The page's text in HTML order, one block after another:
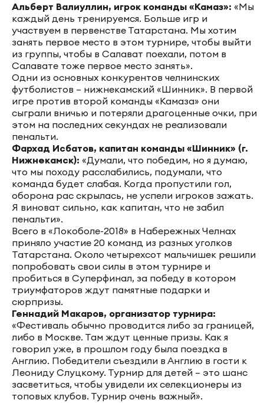
Альберт Валиуллин, игрок команды «Камаз»: «Мы
каждый день тренируемся. Больше игр и
участвуем в первенстве Татарстана. Мы хотим
занять первое место в этом турнире, чтобы выйти
из группы, чтобы в Салават поехали, потом в
Салавате тоже первое место занять».
Одни из основных конкурентов челнинских
футболистов – нижнекамский «Шинник». В первой
игре против второй команды «Камаза» они
сыграли вничью и потеряли драгоценные очки, при
этом на последних секундах не реализовали
пенальти.
Фархад Исбатов, капитан команды «Шинник» (г.
Нижнекамск): «Думали, что победим, но я думаю,
что мы походу расслабились, подумали, что
команда будет слабая. Когда пропустили гол,
оборона рас скрылась, не успели игроков зажать.
Я виноват сильно, как капитан, что не забил
пенальти».
Всего в «Локоболе-2018» в Набережных Челнах
приняло участие 20 команд из разных уголков
Татарстана. Около четырехсот мальчишек решили
попробовать свои силы в этом турнире и
пробиться в Суперфинал, за победу в котором
триумфаторов ждут памятные подарки и
сюрпризы.
Геннадий Макаров, организатор турнира:
«Фестиваль обычно проводится либо за границей,
либо в Москве. Там ждут ценные призы. Как я
говорил уже, в прошлом году была поездка в
Англию. Победители съездили в Англию в гости к
Леониду Слуцкому. Турнир для детей – это шанс
засветиться, чтобы увидели их селекционеры из
топовых клубов. Турнир очень важный».